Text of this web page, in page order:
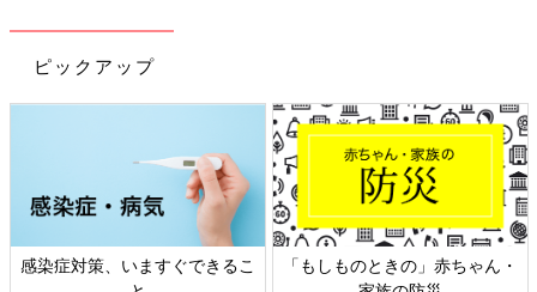
ピックアップ
きの」赤ちゃん・
日本外来小児科学会リーフレッ
六星占術 細